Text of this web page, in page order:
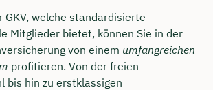
GKV, welche standardisierte
Mitglieder bietet, können Sie in der
von einem umfangreichen
profitieren. Von der freien
bis hin zu erstklassigen